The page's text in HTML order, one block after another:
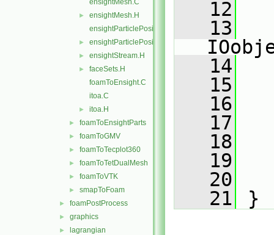
ensightMesh.C
►
ensightMesh.H
ensightParticlePositions.C
► ensightParticlePositions.H
► ensightStream.H
►
faceSets.H
foamToEnsight.C
itoa.C
► itoa.H
► foamToEnsightParts
► foamToGMV
► foamToTecplot360
► foamToTetDualMesh
► foamToVTK
► smapToFoam
► foamPostProcess
► graphics
► lagrangian
   12
   13
   14
   15
   16
   17
   18
   19
   20
   21
}